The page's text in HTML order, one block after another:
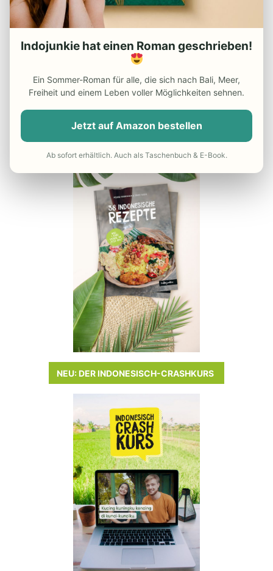
– Die besten Indonesien
Reiseführer
– Günstiger Flug nach Indonesien
– Do’s and Dont’s in Indonesien
– Reisekrankenversicherung
UNSER INDONESIEN-KOCHBUCH
NEU: DER INDONESISCH-CRASHKURS
Indojunkie hat einen Roman geschrieben!
Ein Sommer-Roman für alle, die sich nach Bali, Meer,
Freiheit und einem Leben voller Möglichkeiten sehnen.
Jetzt auf Amazon bestellen
Ab sofort erhältlich. Auch als Taschenbuch & E-Book.